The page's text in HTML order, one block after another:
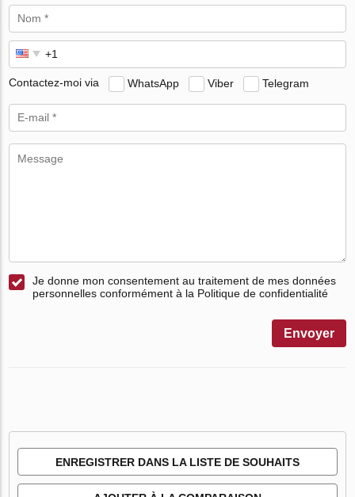
Contactez-moi via WhatsApp Viber Telegram
Je donne mon consentement au traitement de mes données
personnelles conformément à la Politique de confidentialité
Envoyer
ENREGISTRER DANS LA LISTE DE SOUHAITS